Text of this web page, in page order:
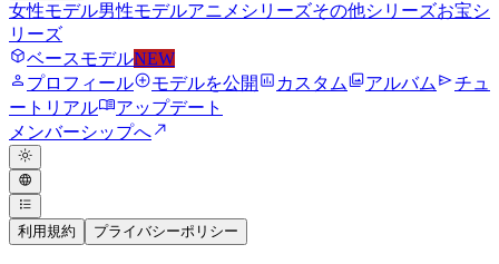
女性モデル男性モデルアニメシリーズその他シリーズお宝シ
リーズ
deployed_codeベースモデルNEW
person プロフィールadd_circleモデルを公開 assessment カスタムphoto_libraryアルバム sendチュ
ートリアルmenu_bookアップデート
メンバーシップへnorth_east
light_mode
language
format_list_bulleted
利用規約 プライバシーポリシー